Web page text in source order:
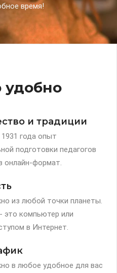
время!
удобно
и традиции
года опыт
подготовки педагогов
онлайн-формат.
из любой точки планеты.
это компьютер или
в Интернет.
в любое удобное для вас